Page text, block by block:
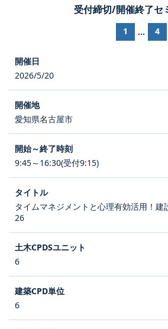
受付締切/開催終了セ
1 ... 4
2026/5/20
愛知県名古屋市
9:45～16:30(受付9:15)
タイムマネジメントと心理有効活用！
26
6
6